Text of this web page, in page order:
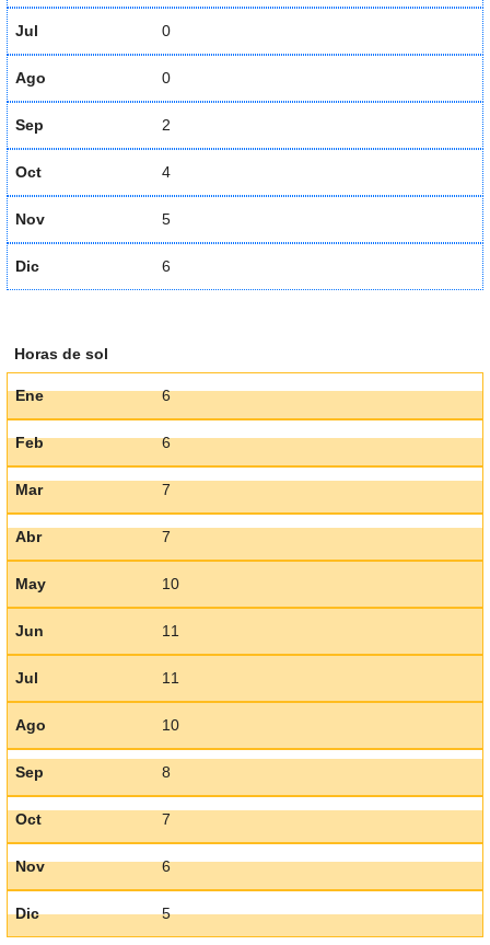
Jul 0
Ago 0
Sep 2
Oct 4
Nov 5
Dic 6
Horas de sol
Ene 6
Feb 6
Mar 7
Abr 7
May 10
Jun 11
Jul 11
Ago 10
Sep 8
Oct 7
Nov 6
Dic 5